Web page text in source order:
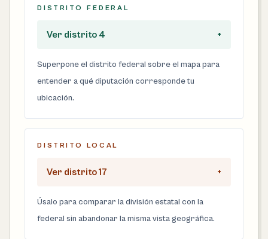
DISTRITO FEDERAL
Ver distrito 4 +
Superpone el distrito federal sobre el mapa para
entender a qué diputación corresponde tu
ubicación.
DISTRITO LOCAL
Ver distrito 17 +
Úsalo para comparar la división estatal con la
federal sin abandonar la misma vista geográfica.